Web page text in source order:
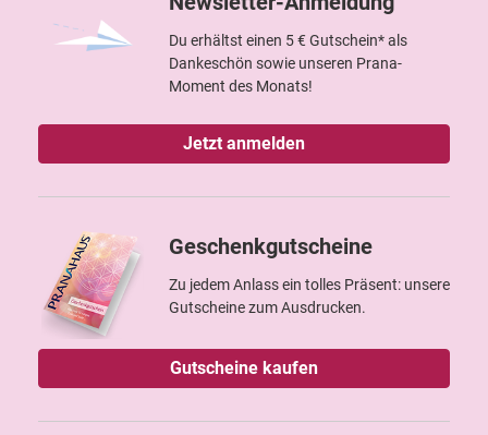
Du erhältst einen 5 € Gutschein* als
Dankeschön sowie unseren Prana-
Moment des Monats!
Jetzt anmelden
Geschenkgutscheine
Zu jedem Anlass ein tolles Präsent: unsere
Gutscheine zum Ausdrucken.
Gutscheine kaufen